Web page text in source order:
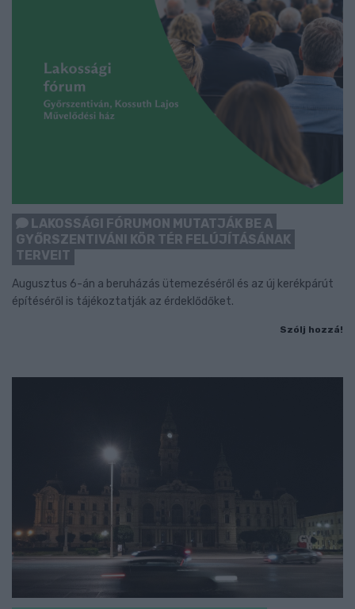
LAKOSSÁGI FÓRUMON MUTATJÁK BE A
GYŐRSZENTIVÁNI KÖR TÉR FELÚJÍTÁSÁNAK
TERVEIT
Augusztus 6-án a beruházás ütemezéséről és az új kerékpárút
építéséről is tájékoztatják az érdeklődőket.
Szólj hozzá!